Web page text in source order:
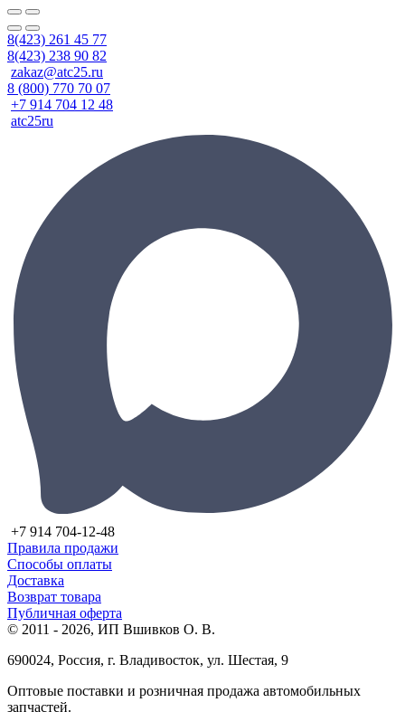
8(423) 261 45 77
8(423) 238 90 82
zakaz@atc25.ru
8 (800) 770 70 07
+7 914 704 12 48
atc25ru
+7 914 704-12-48
Правила продажи
Способы оплаты
Доставка
Возврат товара
Публичная оферта
© 2011 - 2026, ИП Вшивков О. В.
690024, Россия, г. Владивосток, ул. Шестая, 9
Оптовые поставки и розничная продажа автомобильных
запчастей.